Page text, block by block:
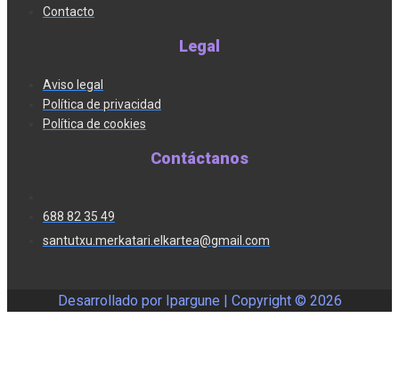
Contacto
Legal
Aviso legal
Política de privacidad
Política de cookies
Contáctanos
688 82 35 49
santutxu.merkatari.elkartea@gmail.com
Desarrollado por Ipargune | Copyright © 2026